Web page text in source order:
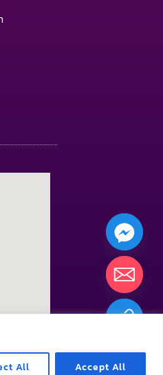
All Accept All